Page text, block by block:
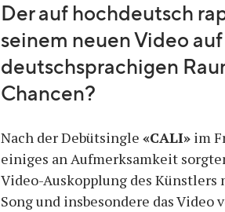
Der auf hochdeutsch
seinem neuen Video
deutschsprachigen
Chancen?
Nach der Debütsingle «CALI» im
einiges an Aufmerksamkeit
Video-Auskopplung des
Song und insbesondere das Video